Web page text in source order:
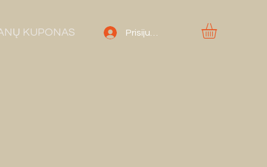
KUPONAS Prisijungti